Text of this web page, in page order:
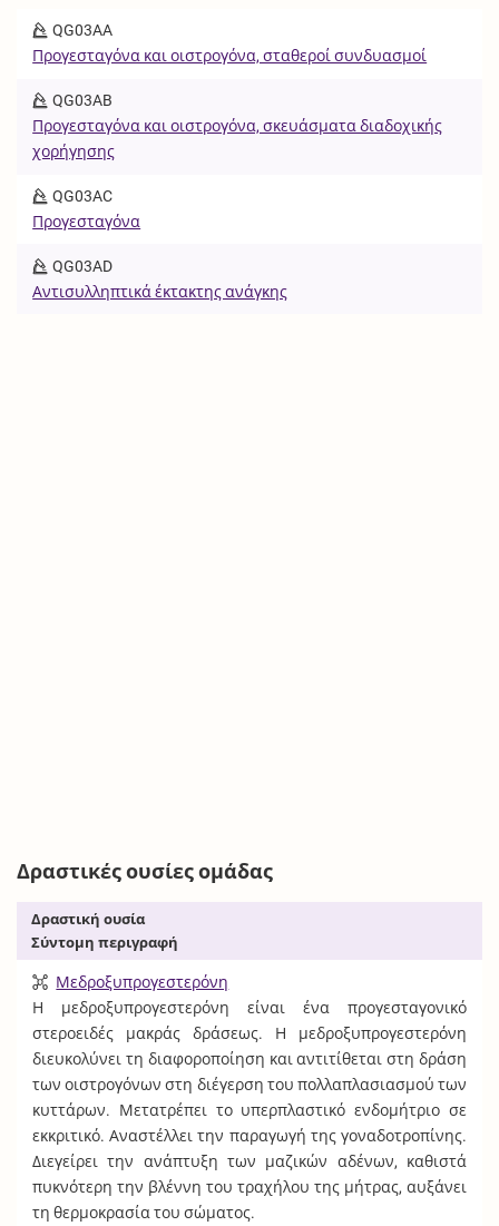
QG03AA
Προγεσταγόνα και οιστρογόνα, σταθεροί συνδυασμοί
QG03AB
Προγεσταγόνα και οιστρογόνα, σκευάσματα διαδοχικής
χορήγησης
QG03AC
Προγεσταγόνα
QG03AD
Αντισυλληπτικά έκτακτης ανάγκης
Δραστικές ουσίες ομάδας
Δραστική ουσία
Σύντομη περιγραφή
Μεδροξυπρογεστερόνη
Η μεδροξυπρογεστερόνη είναι ένα προγεσταγονικό
στεροειδές μακράς δράσεως. Η μεδροξυπρογεστερόνη
διευκολύνει τη διαφοροποίηση και αντιτίθεται στη δράση
των οιστρογόνων στη διέγερση του πολλαπλασιασμού των
κυττάρων. Μετατρέπει το υπερπλαστικό ενδομήτριο σε
εκκριτικό. Αναστέλλει την παραγωγή της γοναδοτροπίνης.
Διεγείρει την ανάπτυξη των μαζικών αδένων, καθιστά
πυκνότερη την βλέννη του τραχήλου της μήτρας, αυξάνει
τη θερμοκρασία του σώματος.